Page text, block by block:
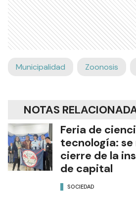
Municipalidad Zoonosis
NOTAS
Feria de
tecnología:
cierre de la
de capital
SOCIEDAD